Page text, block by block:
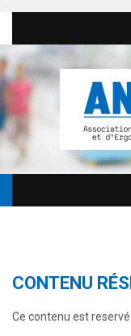
CONTENU
Ce contenu est